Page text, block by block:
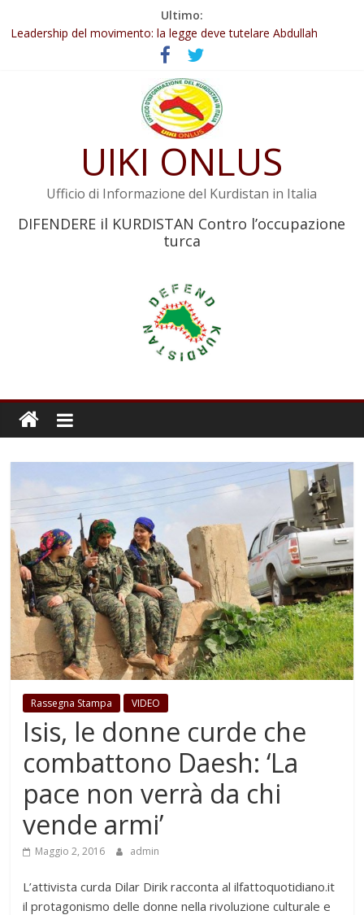
Ultimo:
Abdullah Öcalan: Le legge negativa deve essere trasformata in
legge positiva
Leadership del movimento: la legge deve tutelare Abdullah
Commissione donne del KNK: Şengal è di nuovo sotto minaccia
Non tenere conto della situazione di Rêber Apo ostacolerebbe
Il KNK chiede un’azione internazionale contro i crimini di guerra
UIKI ONLUS
Ufficio di Informazione del Kurdistan in Italia
DIFENDERE il KURDISTAN Contro l’occupazione
turca
Rassegna Stampa VIDEO
Isis, le donne curde che
combattono Daesh: ‘La
pace non verrà da chi
vende armi’
Maggio 2, 2016 admin
L’attivista curda Dilar Dirik racconta al ilfattoquotidiano.it
il protagonismo delle donne nella rivoluzione culturale e